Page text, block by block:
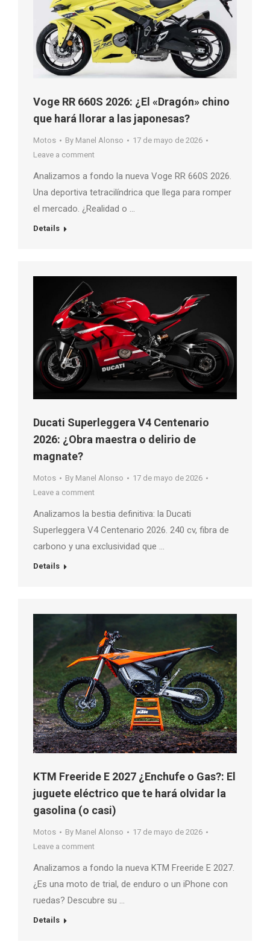
Voge RR 660S 2026: ¿El «Dragón» chino
que hará llorar a las japonesas?
Motos By Manel Alonso
17 de mayo de 2026
Leave a comment
Analizamos a fondo la nueva Voge RR 660S 2026.
Una deportiva tetracilíndrica que llega para romper
el mercado. ¿Realidad o …
Details
Ducati Superleggera V4 Centenario
2026: ¿Obra maestra o delirio de
magnate?
Motos By Manel Alonso
17 de mayo de 2026
Leave a comment
Analizamos la bestia definitiva: la Ducati
Superleggera V4 Centenario 2026. 240 cv, fibra de
carbono y una exclusividad que …
Details
KTM Freeride E 2027 ¿Enchufe o Gas?: El
juguete eléctrico que te hará olvidar la
gasolina (o casi)
Motos By Manel Alonso
17 de mayo de 2026
Leave a comment
Analizamos a fondo la nueva KTM Freeride E 2027.
¿Es una moto de trial, de enduro o un iPhone con
ruedas? Descubre su …
Details